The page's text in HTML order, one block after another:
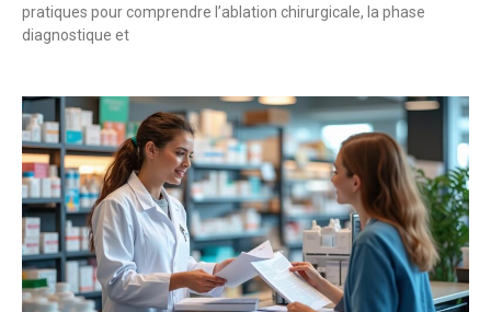
pratiques pour comprendre l’ablation chirurgicale, la phase
diagnostique et